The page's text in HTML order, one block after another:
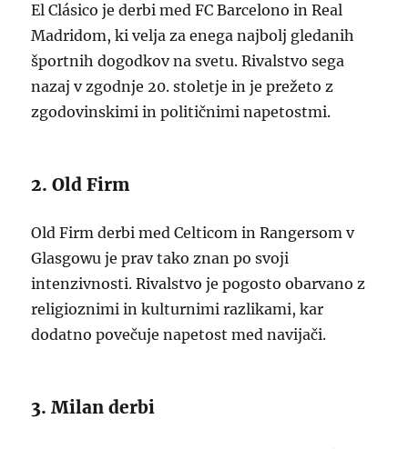
El Clásico je derbi med FC Barcelono in Real
Madridom, ki velja za enega najbolj gledanih
športnih dogodkov na svetu. Rivalstvo sega
nazaj v zgodnje 20. stoletje in je prežeto z
zgodovinskimi in političnimi napetostmi.
2. Old Firm
Old Firm derbi med Celticom in Rangersom v
Glasgowu je prav tako znan po svoji
intenzivnosti. Rivalstvo je pogosto obarvano z
religioznimi in kulturnimi razlikami, kar
dodatno povečuje napetost med navijači.
3. Milan derbi